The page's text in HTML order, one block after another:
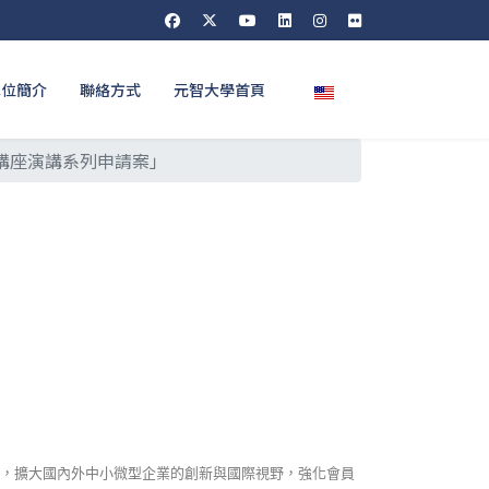
簡介 聯絡方式 元智大學首頁 選擇你的語言
演講系列申請案」
擴大國內外中小微型企業的創新與國際視野，強化會員